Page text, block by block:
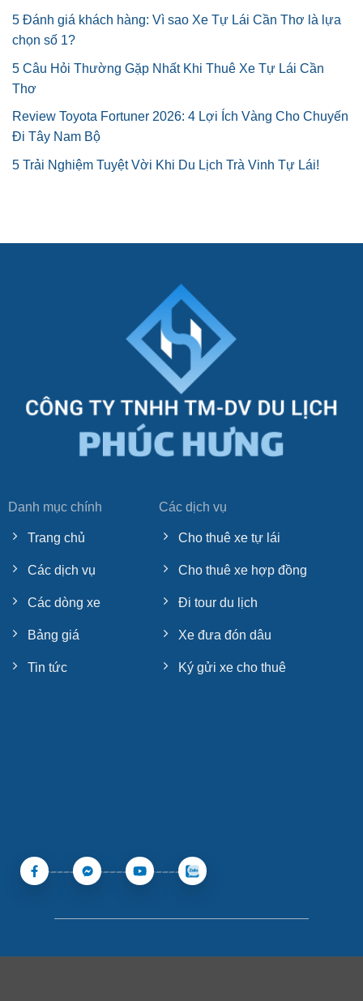
5 Đánh giá khách hàng: Vì sao Xe Tự Lái Cần Thơ là lựa
chọn số 1?
5 Câu Hỏi Thường Gặp Nhất Khi Thuê Xe Tự Lái Cần
Thơ
Review Toyota Fortuner 2026: 4 Lợi Ích Vàng Cho Chuyến
Đi Tây Nam Bộ
5 Trải Nghiệm Tuyệt Vời Khi Du Lịch Trà Vinh Tự Lái!
Danh mục chính
Trang chủ
Các dịch vụ
Các dòng xe
Bảng giá
Tin tức
Các dịch vụ
Cho thuê xe tự lái
Cho thuê xe hợp đồng
Đi tour du lịch
Xe đưa đón dâu
Ký gửi xe cho thuê